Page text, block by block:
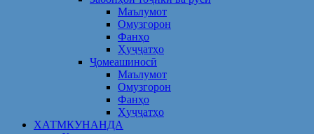
Маълумот
Омузгорон
Фанҳо
Ҳуҷҷатҳо
Ҷомеашиносӣ
Маълумот
Омузгорон
Фанҳо
Ҳуҷҷатҳо
ХАТМКУНАНДА